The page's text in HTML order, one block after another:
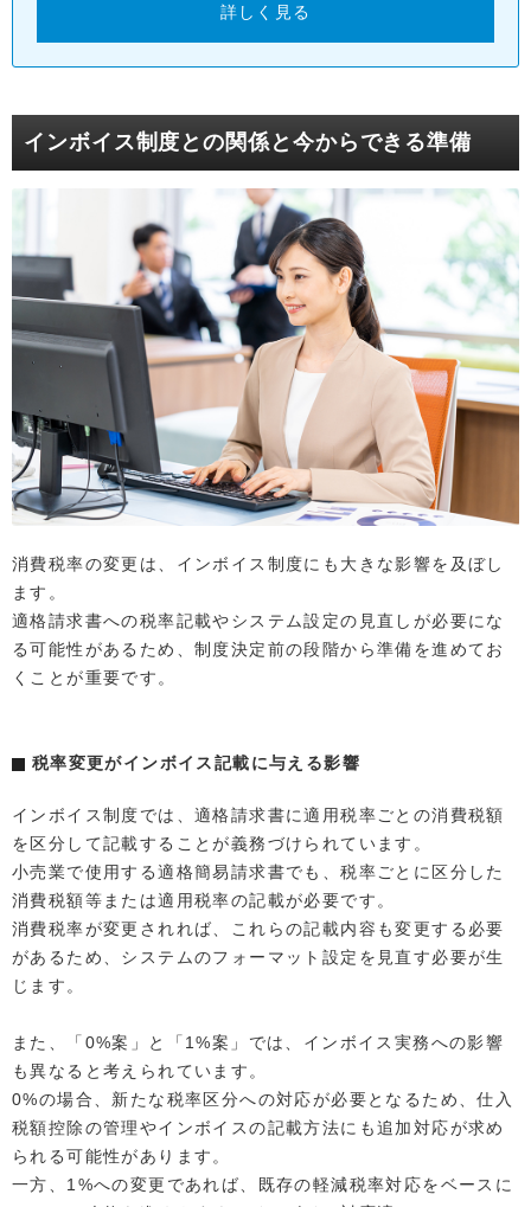
詳しく見る
インボイス制度との関係と今からできる準備
消費税率の変更は、インボイス制度にも大きな影響を及ぼし
ます。
適格請求書への税率記載やシステム設定の見直しが必要にな
る可能性があるため、制度決定前の段階から準備を進めてお
くことが重要です。
税率変更がインボイス記載に与える影響
インボイス制度では、適格請求書に適用税率ごとの消費税額
を区分して記載することが義務づけられています。
小売業で使用する適格簡易請求書でも、税率ごとに区分した
消費税額等または適用税率の記載が必要です。
消費税率が変更されれば、これらの記載内容も変更する必要
があるため、システムのフォーマット設定を見直す必要が生
じます。
また、「0%案」と「1%案」では、インボイス実務への影響
も異なると考えられています。
0%の場合、新たな税率区分への対応が必要となるため、仕入
税額控除の管理やインボイスの記載方法にも追加対応が求め
られる可能性があります。
一方、1%への変更であれば、既存の軽減税率対応をベースに